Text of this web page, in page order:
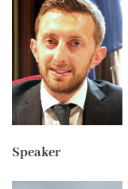
Speaker